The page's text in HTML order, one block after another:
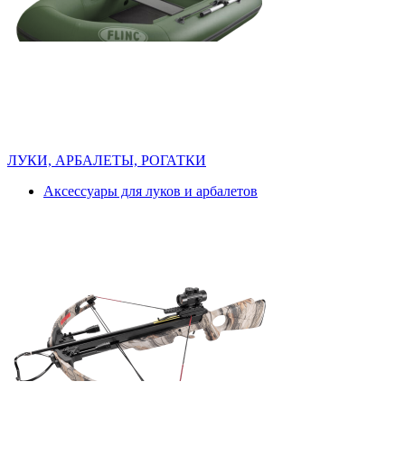
ЛУКИ, АРБАЛЕТЫ, РОГАТКИ
Аксессуары для луков и арбалетов